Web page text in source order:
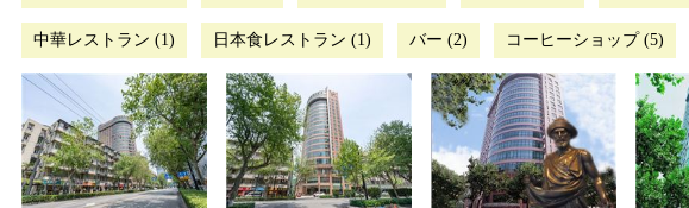
中華レストラン (1) 日本食レストラン (1) バー (2) コーヒーショップ (5)